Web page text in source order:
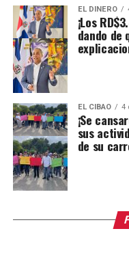
EL DINERO
¡Los
dando de
EL CIBAO 4
¡Se
sus
de su